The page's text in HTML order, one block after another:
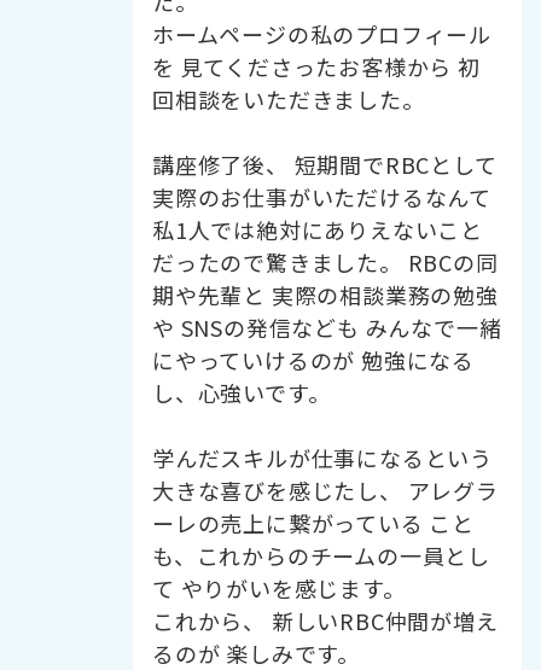
ホームページの私のプロフィール
を 見てくださったお客様から 初
回相談をいただきました。
講座修了後、 短期間でRBCとして
実際のお仕事がいただけるなんて
私1人では絶対にありえないこと
だったので驚きました。 RBCの同
期や先輩と 実際の相談業務の勉強
や SNSの発信なども みんなで一緒
にやっていけるのが 勉強になる
し、心強いです。
学んだスキルが仕事になるという
大きな喜びを感じたし、 アレグラ
ーレの売上に繋がっている こと
も、これからのチームの一員とし
て やりがいを感じます。
これから、 新しいRBC仲間が増え
るのが 楽しみです。